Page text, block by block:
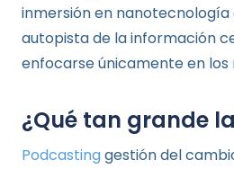
inmersión en nanotecnología
autopista de la información
enfocarse únicamente en los
¿Qué tan grande
Podcastinggestión del